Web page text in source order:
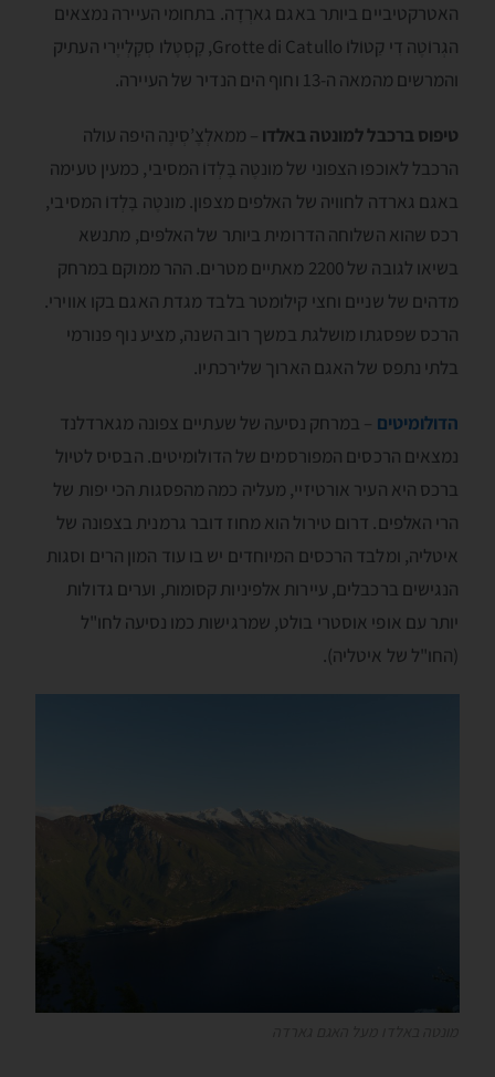
האטרקטיביים ביותר באגם גארְדָה. בתחומי העיירה נמצאים
הגְרוֺטֶה דִי קַטוֺלוֺ Grotte di Catullo, קָסְטֶלו סְקָלְייֶרי העתיק
והמרשים מהמאה ה-13 וחוף הים הנדיר של העיירה.
טיפוס ברכבל למונטה באלדו – ממאלְצֶ’סְינֶה היפה עולה
הרכבל לאוכפו הצפוני של מונטֶה בָּלְדוֺ המסיבי, כמעין טעימה
באגם גארדה לחוויה של האלפים מצפון. מונטֶה בָּלְדוֺ המסיבי,
רכס שהוא השלוחה הדרומית ביותר של האלפּים, מתנשא
בשיאו לגובה של 2200 מאתיים מטרים. ההר ממוקם במרחק
מדהים של שניים וחצי קילומטר בלבד מגדת האגם בקו אווירי.
הרכס שפסגתו מושלגת במשך רוב השנה, מציע נוף פנורמי
בלתי נתפס של האגם הארוך שלירכתיו.
הדולומיטים – במרחק נסיעה של שעתיים צפונה מגארדלנד
נמצאים הרכסים המפורסמים של הדולומיטים. הבסיס לטיול
ברכס היא העיר אורטיזיי, מעליה כמה מהפסגות הכי יפות של
הרי האלפים. דרום טירול הוא מחוז דובר גרמנית בצפונה של
איטליה, ומלבד הרכסים המיוחדים יש בו עוד המון הרים וסגות
הנגישים ברכבלים, עיירות אלפיניות קסומות, וערים גדולות
יותר עם אופי אוסטרי בולט, שמרגישות כמו נסיעה לחו"ל
(החו"ל של איטליה).